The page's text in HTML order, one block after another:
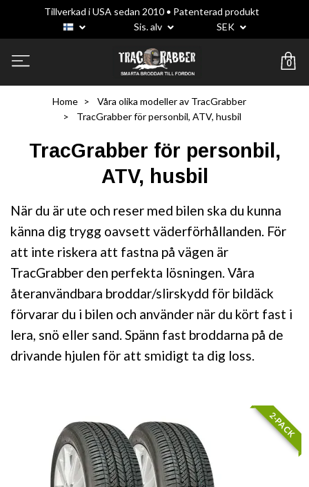
Tillverkad i USA sedan 2010 • Patenterad produkt
Sis. alv
SEK
0
Home
Våra olika modeller av TracGrabber
TracGrabber för personbil, ATV, husbil
TracGrabber för personbil,
ATV, husbil
När du är ute och reser med bilen ska du kunna
känna dig trygg oavsett väderförhållanden. För
att inte riskera att fastna på vägen är
TracGrabber den perfekta lösningen. Våra
återanvändbara broddar/slirskydd för bildäck
förvarar du i bilen och använder när du kört fast i
lera, snö eller sand. Spänn fast broddarna på de
drivande hjulen för att smidigt ta dig loss.
2-PACK